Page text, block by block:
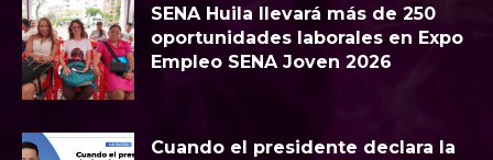
SENA Huila llevará más de 250
oportunidades laborales en Expo
Empleo SENA Joven 2026
Cuando el presidente declara la